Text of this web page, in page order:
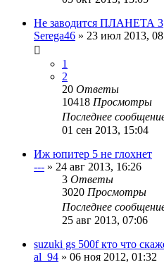
Не заводится ПЛАНЕТА 3
Serega46 » 23 июл 2013,
1
2
20 Ответы
10418 Просмотры
Последнее
01 сен 2013, 15:04
Иж юпитер 5 не глохнет
--- » 24 авг 2013, 16:26
3 Ответы
3020 Просмотры
Последнее
25 авг 2013, 07:06
suzuki gs 500f кто что
al_94 » 06 ноя 2012, 01:32